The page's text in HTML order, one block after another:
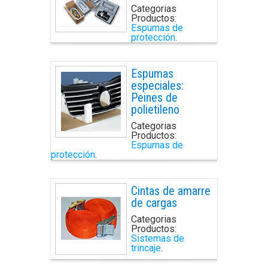
Categorias
Productos:
Espumas de
protección.
Espumas
especiales:
Peines de
polietileno
Categorias
Productos:
Espumas de
protección.
Cintas de amarre
de cargas
Categorias
Productos:
Sistemas de
trincaje.